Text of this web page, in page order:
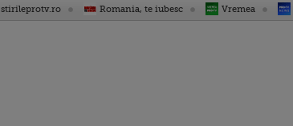
stirileprotv.ro Romania, te iubesc Vremea